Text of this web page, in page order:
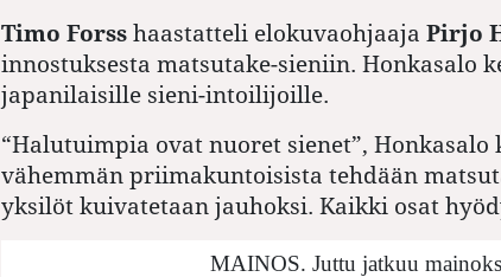
Timo Forss haastatteli elokuvaohjaaja Pirjo
innostuksesta matsutake-sieniin. Honkasalo
japanilaisille sieni-intoilijoille.
“Halutuimpia ovat nuoret sienet”, Honkasalo
vähemmän priimakuntoisista tehdään
yksilöt kuivatetaan jauhoksi. Kaikki osat
MAINOS. Juttu jatkuu